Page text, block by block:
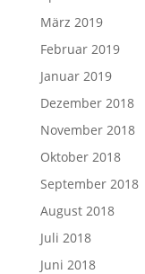
März 2019
Februar 2019
Januar 2019
Dezember 2018
November 2018
Oktober 2018
September 2018
August 2018
Juli 2018
Juni 2018